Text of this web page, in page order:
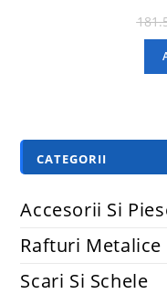
CATEGORII
Accesorii Si
Rafturi Metalice
Scari Si Schele